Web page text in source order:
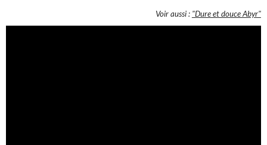
Voir aussi : "Dure et douce Abyr"